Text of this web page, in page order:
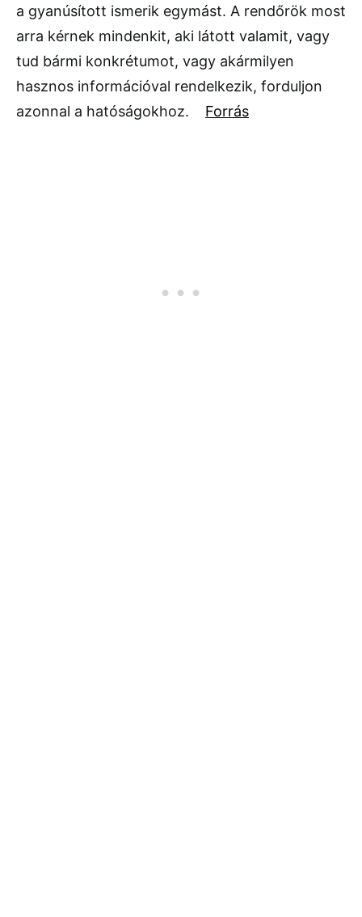
a gyanúsított ismerik egymást. A rendőrök most
arra kérnek mindenkit, aki látott valamit, vagy
tud bármi konkrétumot, vagy akármilyen
hasznos információval rendelkezik, forduljon
azonnal a hatóságokhoz. Forrás